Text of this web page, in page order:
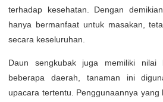
terhadap kesehatan. Dengan
hanya bermanfaat untuk masakan,
secara keseluruhan.
Daun sengkubak juga memiliki
beberapa daerah, tanaman ini
upacara tertentu. Penggunaannya yang